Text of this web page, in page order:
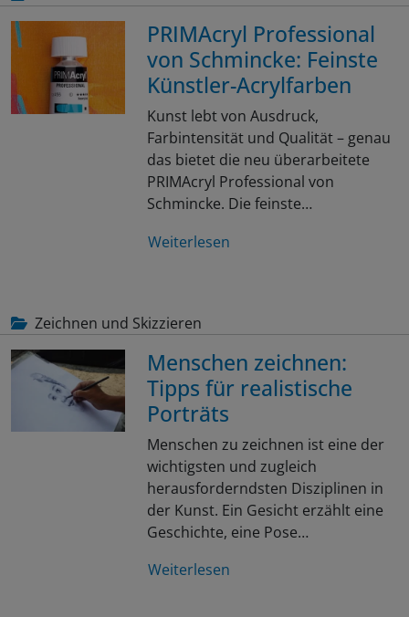
PRIMAcryl Professional
von Schmincke: Feinste
Künstler-Acrylfarben
Kunst lebt von Ausdruck,
Farbintensität und Qualität – genau
das bietet die neu überarbeitete
PRIMAcryl Professional von
Schmincke. Die feinste…
Weiterlesen
Zeichnen und Skizzieren
Menschen zeichnen:
Tipps für realistische
Porträts
Menschen zu zeichnen ist eine der
wichtigsten und zugleich
herausforderndsten Disziplinen in
der Kunst. Ein Gesicht erzählt eine
Geschichte, eine Pose…
Weiterlesen